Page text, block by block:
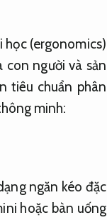
(ergonomics)
người và sản
tiêu chuẩn phân
minh:
ngăn kéo đặc
hoặc bàn uống